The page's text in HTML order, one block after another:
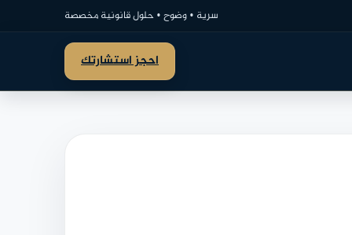
سرية • وضوح • حلول قانونية مخصصة
احجز استشارتك